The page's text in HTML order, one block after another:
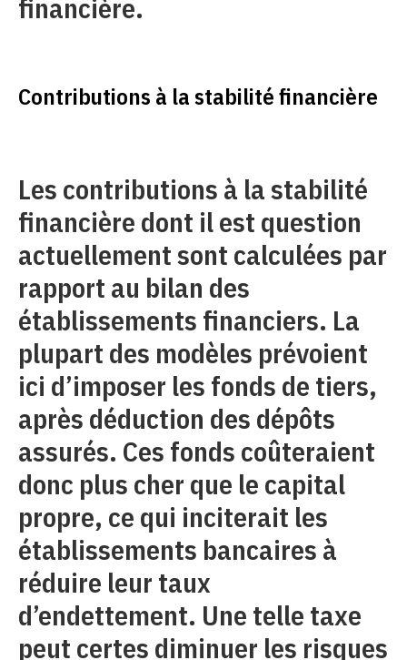
financière.
Contributions à la stabilité financière
Les contributions à la stabilité
financière dont il est question
actuellement sont calculées par
rapport au bilan des
établissements financiers. La
plupart des modèles prévoient
ici d’imposer les fonds de tiers,
après déduction des dépôts
assurés. Ces fonds coûteraient
donc plus cher que le capital
propre, ce qui inciterait les
établissements bancaires à
réduire leur taux
d’endettement. Une telle taxe
peut certes diminuer les risques